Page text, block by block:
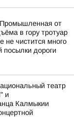
от
в гору тротуар
не чистится много
посылки дороги
театр
и
Калмыкии